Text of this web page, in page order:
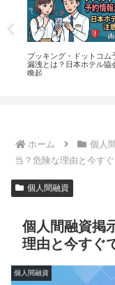
ブッキング・ドットコム
漏洩とは？日本ホテル協
喚起
ホーム 個人
当？危険な理由と今す
個人間融資
個人間融資掲
理由と今すぐ
個人間融資